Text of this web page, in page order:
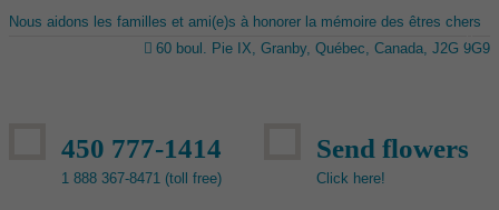
Nous aidons les familles et ami(e)s à honorer la mémoire des êtres chers
60 boul. Pie IX, Granby, Québec, Canada, J2G 9G9
450 777-1414
1 888 367-8471 (toll free)
Send flowers
Click here!